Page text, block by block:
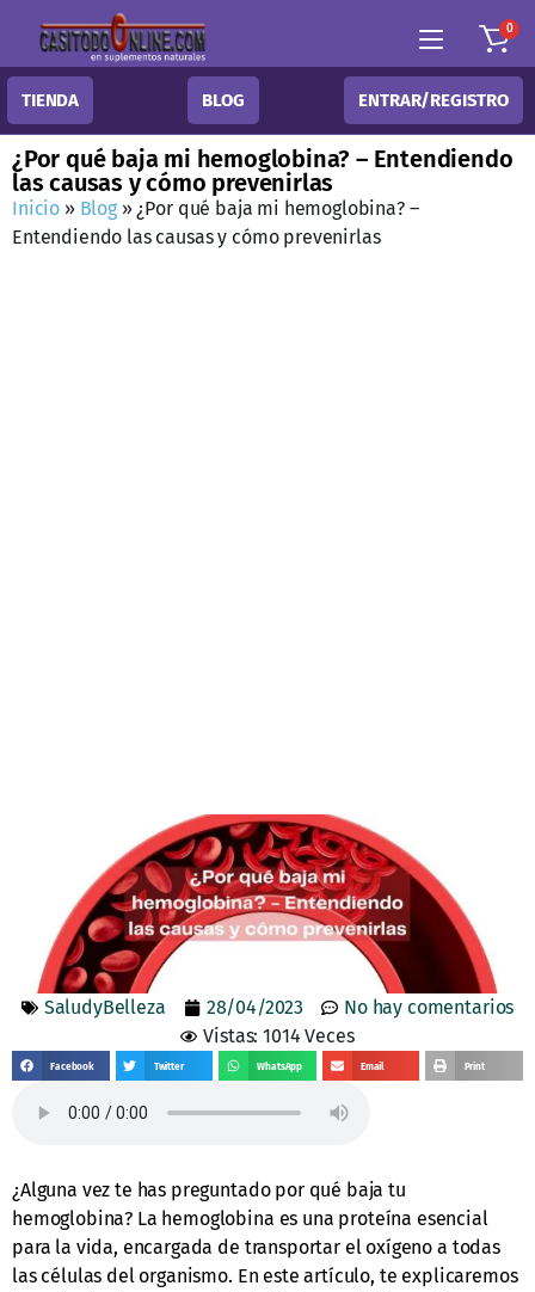
0
TIENDA BLOG ENTRAR/REGISTRO
¿Por qué baja mi hemoglobina? – Entendiendo
las causas y cómo prevenirlas
Inicio » Blog» ¿Por qué baja mi hemoglobina? –
Entendiendo las causas y cómo prevenirlas
SaludyBelleza 28/04/2023
No hay comentarios
Vistas: 1014 Veces
Facebook Twitter WhatsApp Email Print
¿Alguna vez te has preguntado por qué baja tu
hemoglobina? La hemoglobina es una proteína esencial
para la vida, encargada de transportar el oxígeno a todas
las células del organismo. En este artículo, te explicaremos